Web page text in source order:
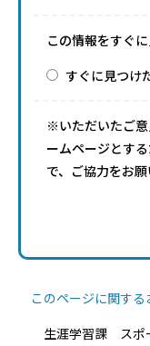
この情報をすぐ
すぐに見つけ
※いただいたご
ームページとす
で、ご協力をお願
このページに関す
生涯学習課 スポ